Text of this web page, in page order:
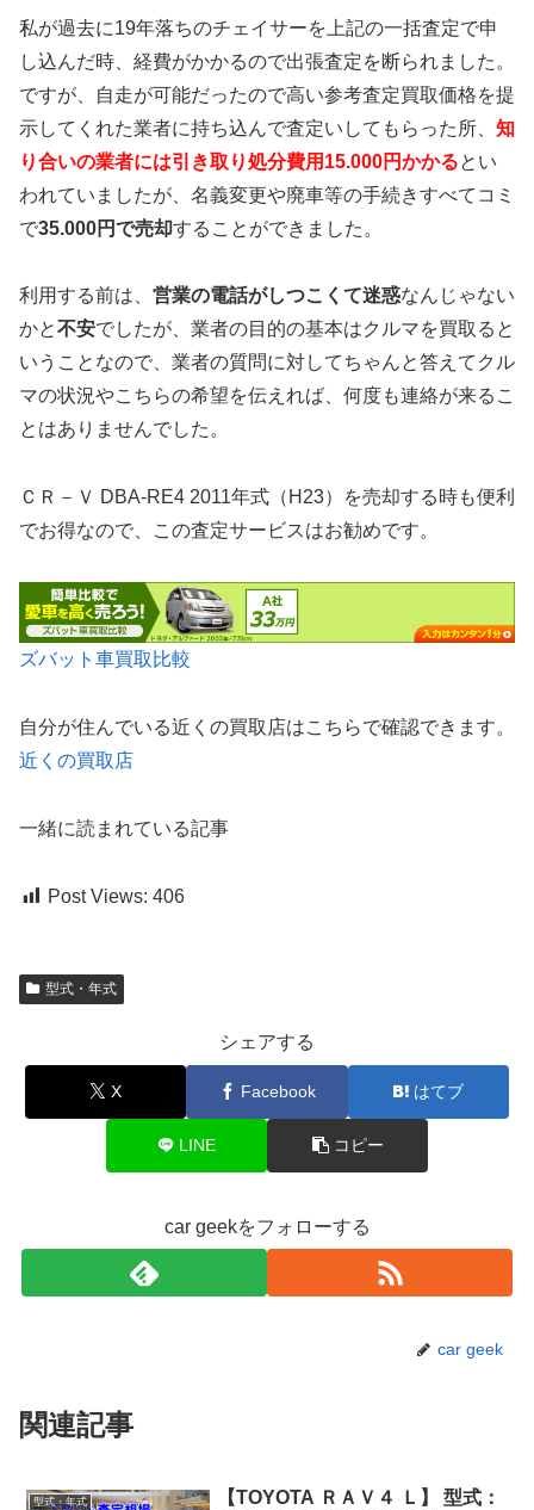
私が過去に19年落ちのチェイサーを上記の一括査定で申
し込んだ時、経費がかかるので出張査定を断られました。
ですが、自走が可能だったので高い参考査定買取価格を提
示してくれた業者に持ち込んで査定いしてもらった所、 知
り合いの業者には引き取り処分費用15.000円かかるとい
われていましたが、名義変更や廃車等の手続きすべてコミ
で35.000円で売却することができました。
利用する前は、 営業の電話がしつこくて迷惑なんじゃない
かと不安でしたが、業者の目的の基本はクルマを買取ると
いうことなので、業者の質問に対してちゃんと答えてクル
マの状況やこちらの希望を伝えれば、何度も連絡が来るこ
とはありませんでした。
ＣＲ－Ｖ DBA-RE4 2011年式（H23）を売却する時も便利
でお得なので、この査定サービスはお勧めです。
ズバット車買取比較
自分が住んでいる近くの買取店はこちらで確認できます。
近くの買取店
一緒に読まれている記事
Post Views: 406
型式・年式
シェアする
X Facebook はてブ
LINE コピー
car geekをフォローする
car geek
関連記事
型式・年式
【TOYOTA ＲＡＶ４ Ｌ】 型式：